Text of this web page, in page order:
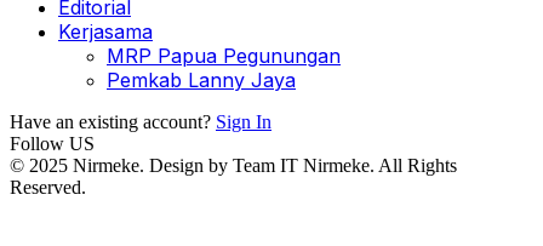
Editorial
Kerjasama
MRP Papua Pegunungan
Pemkab Lanny Jaya
Have an existing account? Sign In
Follow US
© 2025 Nirmeke. Design by Team IT Nirmeke. All Rights
Reserved.